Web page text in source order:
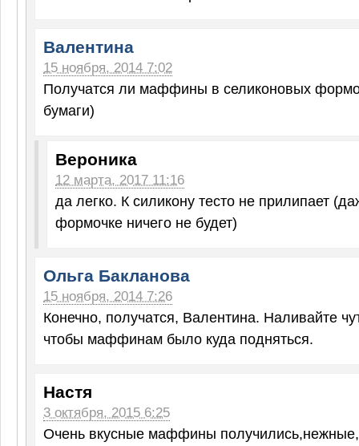
Валентина
15 ноября, 2014 7:02
Получатся ли маффины в селиконовых
бумаги)
Вероника
12 марта, 2017 11:16
да легко. К силикону тесто не прилипает
формочке ничего не будет)
Ольга Бакланова
15 ноября, 2014 7:26
Конечно, получатся, Валентина. Наливайте
чтобы маффинам было куда подняться.
Настя
3 октября, 2015 6:25
Очень вкусные маффины